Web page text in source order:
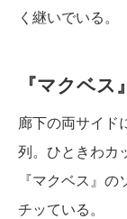
く継いでいる。
『マクベス
廊下の両サイド
列。ひときわカ
『マクベス』
チッている。